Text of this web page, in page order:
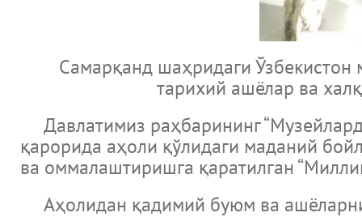
Самарқанд шаҳридаги Ўзбекистон
тарихий ашёлар ва
Давлатимиз раҳбарининг
қарорида аҳоли қўлидаги маданий
ва оммалаштиришга қаратилган
Аҳолидан қадимий буюм ва